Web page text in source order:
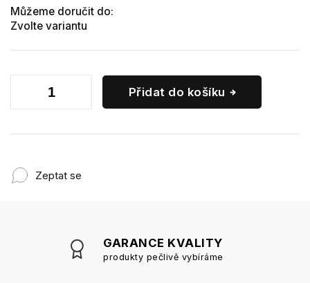
Můžeme doručit do:
Zvolte variantu
Přidat do košíku
Zeptat se
GARANCE KVALITY
produkty pečlivě vybíráme